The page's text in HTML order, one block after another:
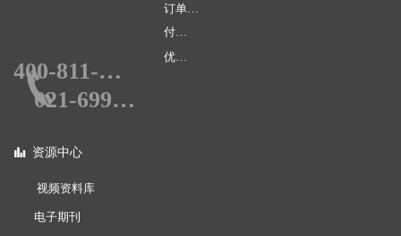
400-811-0578
뀲 资源中心
视频资料库
电子期刊
会员权限
订单查询
付款方式
优惠促销
끅 021-69990578